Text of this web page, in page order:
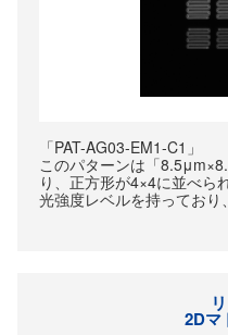
「PAT-AG03-EM1-C1」
このパターンは「
り、正方形が4×4に並べら
光強度レベルを持っており
2Dマ